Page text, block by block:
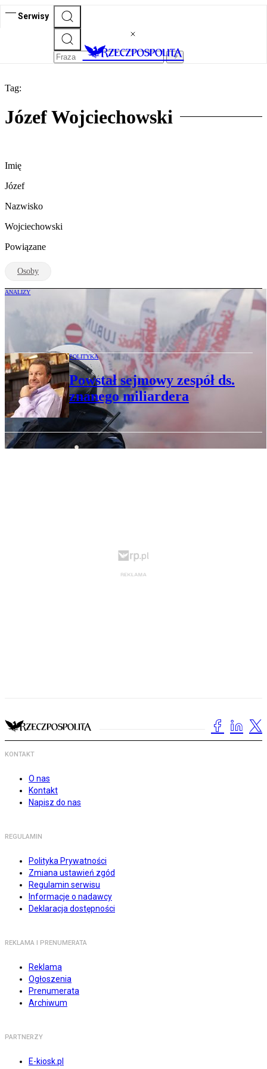
Serwisy
Tag:
Józef Wojciechowski
Imię
Józef
Nazwisko
Wojciechowski
Powiązane
Osoby
ANALIZY
Premier kupił czas u rolników
POLITYKA
Powstał sejmowy zespół ds.
znanego miliardera
KONTAKT
O nas
Kontakt
Napisz do nas
REGULAMIN
Polityka Prywatności
Zmiana ustawień zgód
Regulamin serwisu
Informacje o nadawcy
Deklaracja dostępności
REKLAMA I PRENUMERATA
Reklama
Ogłoszenia
Prenumerata
Archiwum
PARTNERZY
E-kiosk.pl